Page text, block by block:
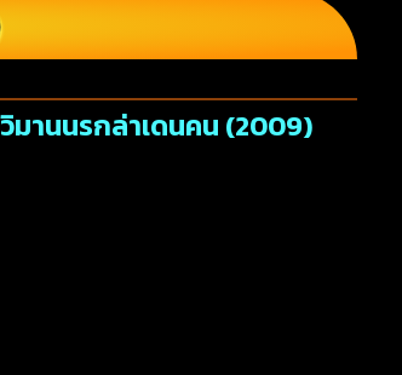
มานนรกล่าเดนคน (2009)